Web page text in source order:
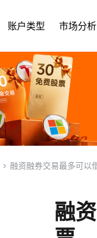
账户类型 市场分析
融资融券交易最多可以
融